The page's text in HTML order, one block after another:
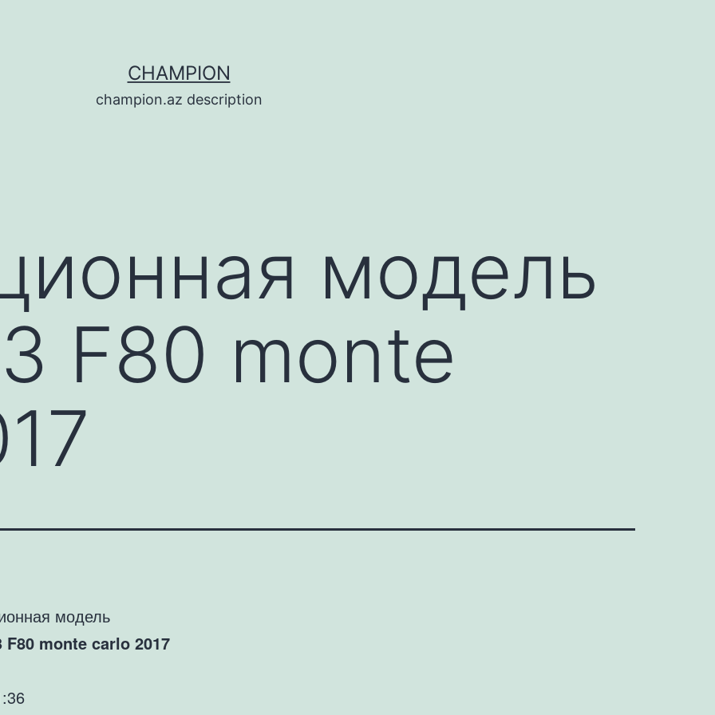
CHAMPION
champion.az description
модель
F80 monte
модель
F80 monte carlo 2017